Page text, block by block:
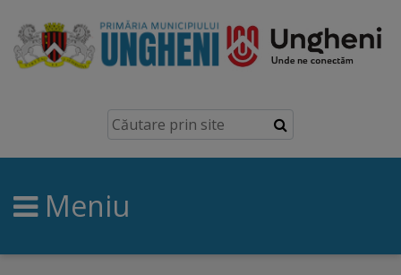
Ungheni
Prezentare
generală
Simbolurile
Meniu